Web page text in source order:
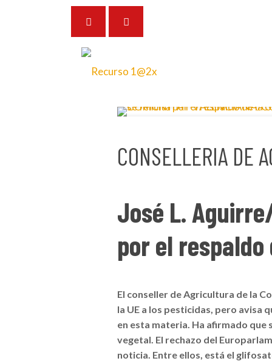
29 de noviembre de 2023
CONSELLERIA DE
José L.
por el respaldo
El conseller de Agricultura de la
la UE a los pesticidas, pero avisa
en esta materia. Ha afirmado que
vegetal. El rechazo del
noticia. Entre ellos, está el